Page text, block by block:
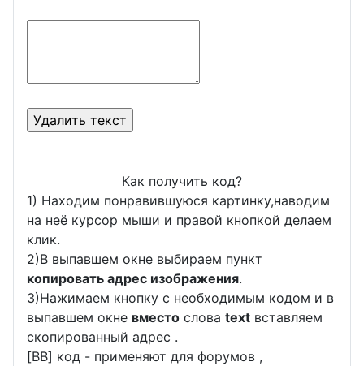
Как получить код?
1) Находим понравившуюся картинку,наводим
на неё курсор мыши и правой кнопкой делаем
клик.
2)В выпавшем окне выбираем пункт
копировать адрес изображения.
3)Нажимаем кнопку с необходимым кодом и в
выпавшем окне вместо слова text вставляем
скопированный адрес .
[BB] код - применяют для форумов ,